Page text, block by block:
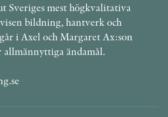
Sveriges mest högkvalitativa
bildning, hantverk och
i Axel och Margaret Ax:son
allmännyttiga ändamål.